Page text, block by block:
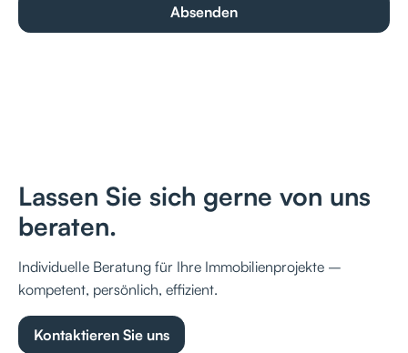
Lassen Sie sich gerne von uns
beraten.
Individuelle Beratung für Ihre Immobilienprojekte –
kompetent, persönlich, effizient.
Kontaktieren Sie uns